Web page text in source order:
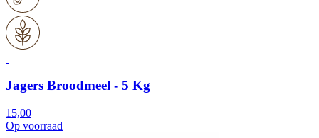
Jagers Broodmeel - 5 Kg
15,00
Op voorraad